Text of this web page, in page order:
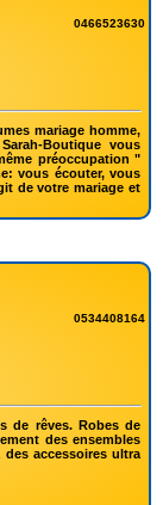
0466523630
mariage homme,
Boutique vous
préoccupation "
vous écouter, vous
de votre mariage et
0534408164
de rêves. Robes de
des ensembles
accessoires ultra